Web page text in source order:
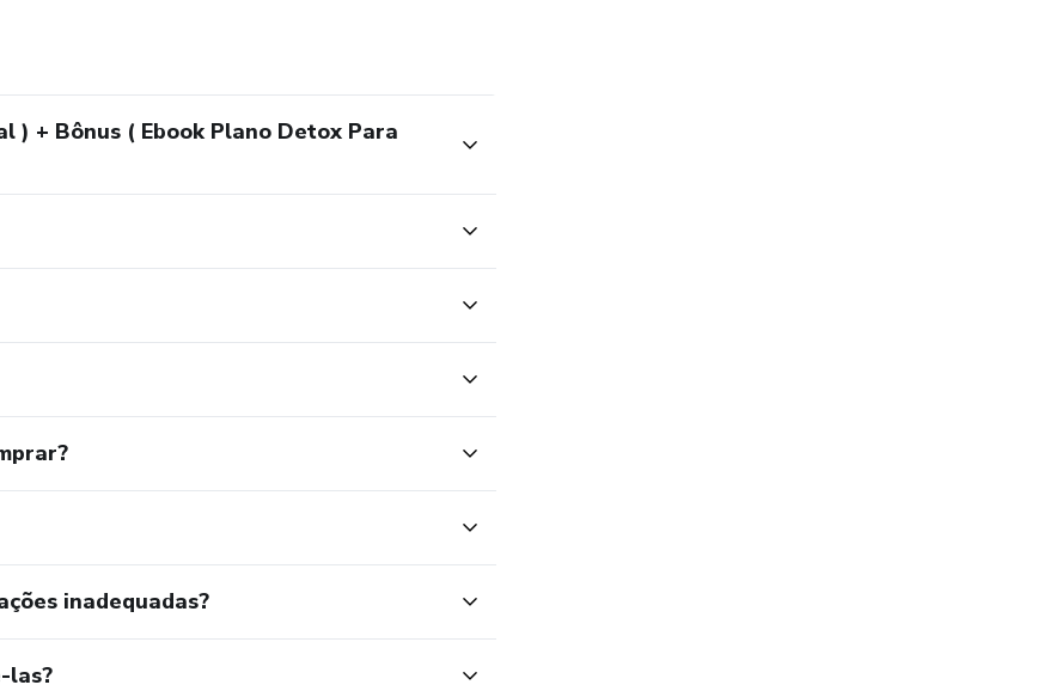
) + Bônus ( Ebook Plano Detox Para
inadequadas?
las?